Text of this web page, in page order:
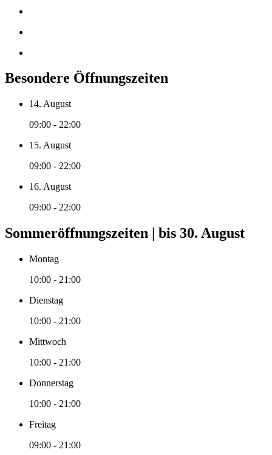
Besondere Öffnungszeiten
14. August
09:00 - 22:00
15. August
09:00 - 22:00
16. August
09:00 - 22:00
Sommeröffnungszeiten | bis 30. August
Montag
10:00 - 21:00
Dienstag
10:00 - 21:00
Mittwoch
10:00 - 21:00
Donnerstag
10:00 - 21:00
Freitag
09:00 - 21:00